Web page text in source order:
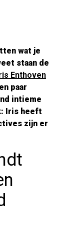
wat je
staan de
Enthoven
paar
intieme
Iris heeft
zijn er